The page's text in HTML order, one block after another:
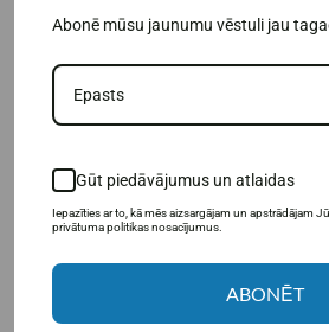
Nano Supps proteīna uzkodas
38 g.
2,50€ 1,98€
Abonē mūsu jaunumu vēstuli jau
Gūt piedāvājumus un atlaidas
Iepazīties ar to, kā mēs aizsargājam un apstrādājam
privātuma politikas nosacījumus.
ABONĒT